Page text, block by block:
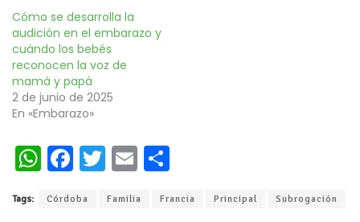
Cómo se desarrolla la
audición en el embarazo y
cuándo los bebés
reconocen la voz de
mamá y papá
2 de junio de 2025
En «Embarazo»
W
at
Fa
b
T
tt
E
ai
m
Tags: Córdoba Familia Francia Principal Subrogación